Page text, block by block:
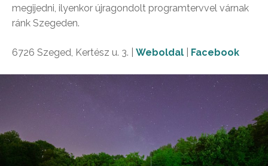
megijedni, ilyenkor újragondolt programtervvel várnak
ránk Szegeden.
6726 Szeged, Kertész u. 3. | Weboldal Facebook